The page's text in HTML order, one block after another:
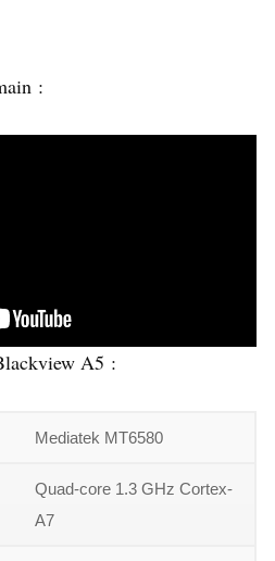
:
A5 :
Mediatek MT6580
Quad-core 1.3 GHz Cortex-
A7